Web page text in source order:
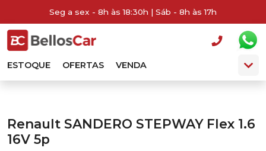
Seg a sex - 8h às 18:30h | Sáb - 8h às 17h
ESTOQUE OFERTAS VENDA
Renault SANDERO STEPWAY Flex 1.6
16V 5p